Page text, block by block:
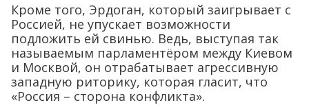
Кроме того, Эрдоган, который заигрывает с
Россией, не упускает возможности
подложить ей свинью. Ведь, выступая так
называемым парламентёром между Киевом
и Москвой, он отрабатывает агрессивную
западную риторику, которая гласит, что
«Россия – сторона конфликта».